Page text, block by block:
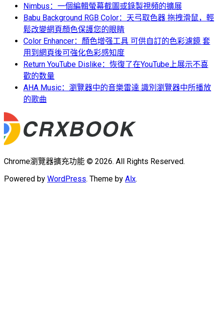
Nimbus：一個編輯螢幕截圖或錄製視頻的擴展
Babu Background RGB Color：天弓取色器 拖拽滑鼠，輕
鬆改變網頁顏色保護您的眼睛
Color Enhancer：顏色增强工具 可供自訂的色彩濾鏡 套
用到網頁後可強化色彩感知度
Return YouTube Dislike：恢復了在YouTube上展示不喜
歡的数量
AHA Music：瀏覽器中的音樂雷達 識別瀏覽器中所播放
的歌曲
Chrome瀏覽器擴充功能 © 2026. All Rights Reserved.
Powered by WordPress. Theme by Alx.